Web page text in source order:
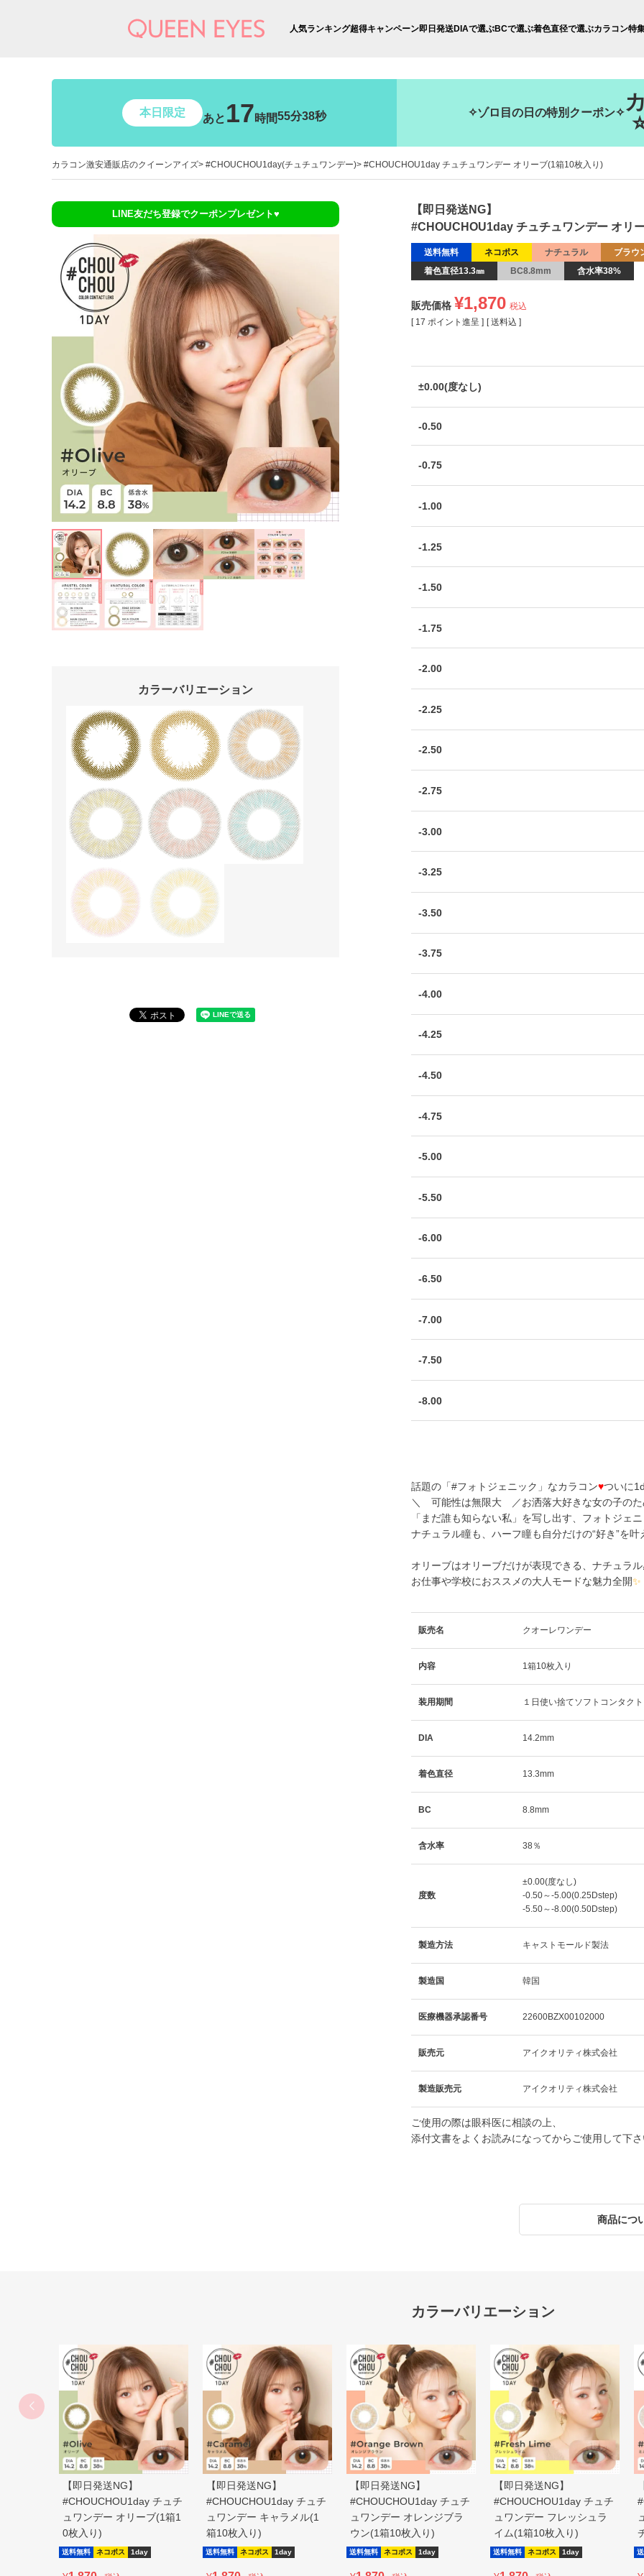
人気ランキング超得キャンペーン即日発送DIAで選ぶBCで選ぶ着色直径で選ぶカラコン特
本日限定 あと 17時間55分37秒 ✧ゾロ目の日の特別クーポン✧
カラコン激安通販店のクイーンアイズ #CHOUCHOU1day(チュチュワンデー) #CHOUCHOU1day チュチュワンデー オリーブ(1箱10枚入り)
LINE友だち登録でクーポンプレゼント♥
カラーバリエーション
【即日発送NG】
#CHOUCHOU1day チュチュワンデー オリ
送料無料 ネコポス ナチュラル
ブラウ
着色直径13.3㎜
BC8.8mm 含水率38%
販売価格 ¥1,870 税込
[ 17 ポイント進呈 ] 送料込
±0.00(度なし)
-0.50
-0.75
-1.00
-1.25
-1.50
-1.75
-2.00
-2.25
-2.50
-2.75
-3.00
-3.25
-3.50
-3.75
-4.00
-4.25
-4.50
-4.75
-5.00
-5.50
-6.00
-6.50
-7.00
-7.50
-8.00
話題の「#フォトジェニック」なカラコン♥ついに
＼ 可能性は無限大 ／お洒落大好きな女の子のた
「まだ誰も知らない私」を写し出す、フォトジェ
ナチュラル瞳も、ハーフ瞳も自分だけの“好き”を叶
オリーブはオリーブだけが表現できる、ナチュラル
お仕事や学校におススメの大人モードな魅力全開✨
販売名 クオーレワンデー
内容 1箱10枚入り
装用期間 １日使い捨てソフトコンタク
DIA 14.2mm
着色直径 13.3mm
BC 8.8mm
含水率 38％
度数
±0.00(度なし)
-0.50～-5.00(0.25Dstep)
-5.50～-8.00(0.50Dstep)
製造方法 キャストモールド製法
製造国 韓国
医療機器承認番号 22600BZX00102000
販売元 アイクオリティ株式会社
製造販売元 アイクオリティ株式会社
ご使用の際は眼科医に相談の上、
添付文書をよくお読みになってからご使用して下
商品につ
【即日発送NG】
#CHOUCHOU1day チュチ
ュワンデー オリーブ(1箱1
0枚入り)
送料無料 ネコポス 1day
【即日発送NG】
#CHOUCHOU1day チュチ
ュワンデー キャラメル(1
箱10枚入り)
送料無料 ネコポス 1day
【即日発送NG】
#CHOUCHOU1day チュチ
ュワンデー オレンジブラ
ウン(1箱10枚入り)
送料無料 ネコポス 1day
【即日発送NG】
#CHOUCHOU1day チュチ
ュワンデー フレッシュラ
イム(1箱10枚入り)
送料無料 ネコポス 1day